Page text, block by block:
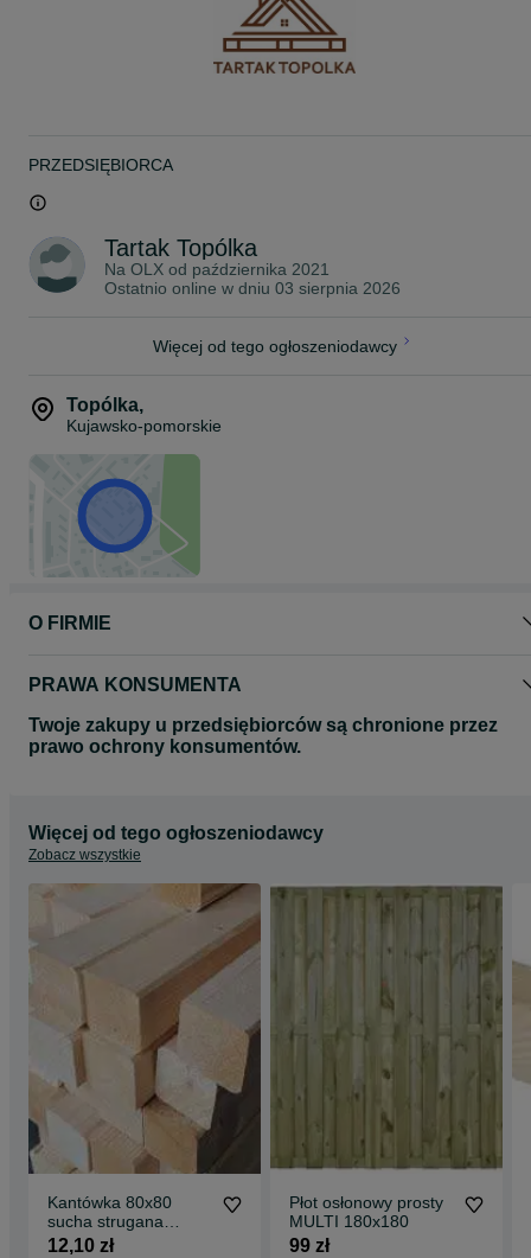
PRZEDSIĘBIORCA
Tartak Topólka
Na OLX od października 2021
Ostatnio online w dniu 03 sierpnia 2026
Więcej od tego ogłoszeniodawcy
Topólka,
Kujawsko-pomorskie
O FIRMIE
PRAWA KONSUMENTA
Twoje zakupy u przedsiębiorców są chronione przez
prawo ochrony konsumentów.
Więcej od tego ogłoszeniodawcy
Zobacz wszystkie
Kantówka 80x80
sucha strugana
drewniana
12,10 zł
Płot osłonowy prosty
MULTI 180x180
99 zł